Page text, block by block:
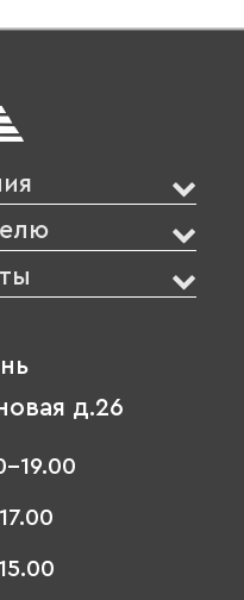
д.26
19.00